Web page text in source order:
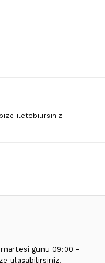
iletebilirsiniz.
günü 09:00 -
ulaşabilirsiniz.